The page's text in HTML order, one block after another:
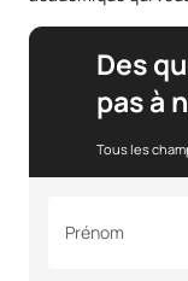
Des
pas à
Tous les
Prénom